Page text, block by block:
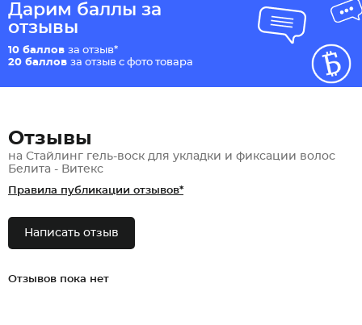
Дарим баллы за
отзывы
10 баллов за отзыв*
20 баллов за отзыв с фото товара
Отзывы
на Стайлинг гель-воск для укладки и фиксации волос
Белита - Витекс
Правила публикации отзывов*
Написать отзыв
Отзывов пока нет